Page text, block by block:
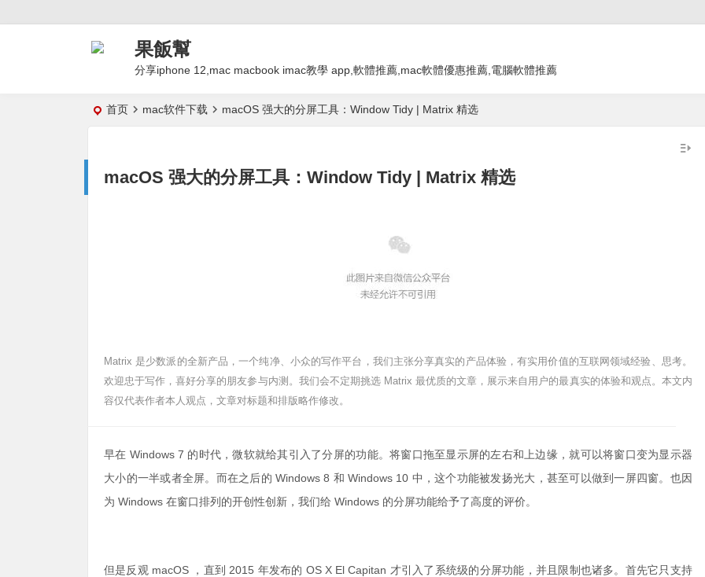
果飯幫
分享iphone 12,mac macbook imac教學 app,軟體推薦,mac軟體優惠推薦,電腦軟體推薦
首页 mac软件下载 macOS 强大的分屏工具：Window Tidy | Matrix 精选
macOS 强大的分屏工具：Window Tidy | Matrix 精选
Matrix 是少数派的全新产品，一个纯净、小众的写作平台，我们主张分享真实的产品体验，有实用价值的互联网领域经验、思考。
欢迎忠于写作，喜好分享的朋友参与内测。我们会不定期挑选 Matrix 最优质的文章，展示来自用户的最真实的体验和观点。 本文内
容仅代表作者本人观点，文章对标题和排版略作修改。
早在 Windows 7 的时代，微软就给其引入了分屏的功能。将窗口拖至显示屏的左右和上边缘，就可以将窗口变为显示器
大小的一半或者全屏。而在之后的 Windows 8 和 Windows 10 中，这个功能被发扬光大，甚至可以做到一屏四窗。也因
为 Windows 在窗口排列的开创性创新，我们给 Windows 的分屏功能给予了高度的评价。
但是反观 macOS ，直到 2015 年发布的 OS X El Capitan 才引入了系统级的分屏功能，并且限制也诸多。首先它只支持